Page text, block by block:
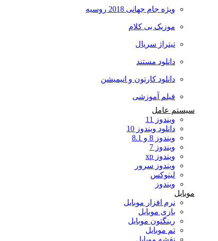
ویژه جام جهانی 2018 روسیه
موزیک بی کلام
تیتراژ سریال
دانلود مستند
دانلود کارتون و انیمیشن
فیلم آموزشی
سیستم عامل
ویندوز 11
دانلود ویندوز 10
ویندوز 8 و 8.1
ویندوز 7
ویندوز xp
ویندوز سرور
لینوکس
ویندوز
موبایل
نرم افزار موبایل
بازی موبایل
رینگتون موبایل
تم موبایل
نقشه موبایل